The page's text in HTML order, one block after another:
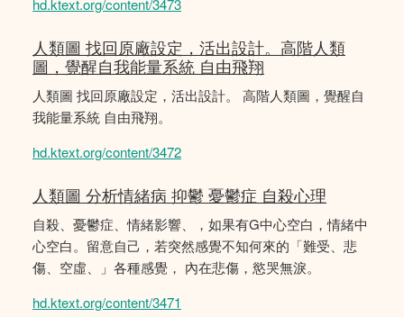
hd.ktext.org/content/3473
人類圖 找回原廠設定，活出設計。高階人類
圖，覺醒自我能量系統 自由飛翔
人類圖 找回原廠設定，活出設計。 高階人類圖，覺醒自
我能量系統 自由飛翔。
hd.ktext.org/content/3472
人類圖 分析情緒病 抑鬱 憂鬱症 自殺心理
自殺、憂鬱症、情緒影響、，如果有G中心空白，情緒中
心空白。留意自己，若突然感覺不知何來的「難受、悲
傷、空虛、」各種感覺， 內在悲傷，慾哭無淚。
hd.ktext.org/content/3471